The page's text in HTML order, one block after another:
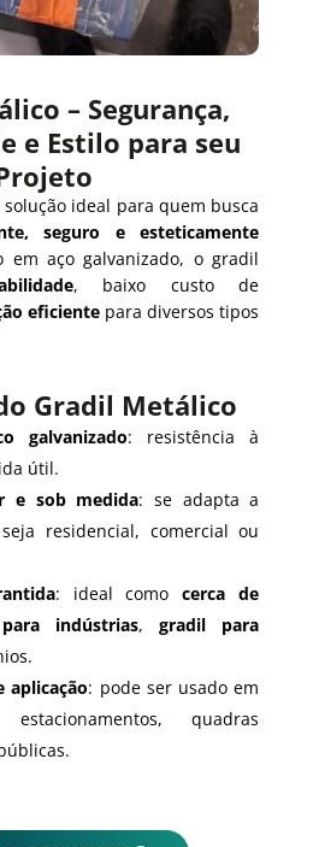
– Segurança,
e Estilo para seu
solução ideal para quem busca
seguro e esteticamente
em aço galvanizado, o gradil
, baixo custo de
eficiente para diversos tipos
Gradil Metálico
galvanizado: resistência à
útil.
e sob medida: se adapta a
residencial, comercial ou
: ideal comocerca de
indústrias,gradil para
aplicação: pode ser usado em
quadras